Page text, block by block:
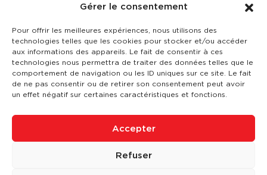
Gérer le consentement
Pour offrir les meilleures expériences, nous utilisons des
technologies telles que les cookies pour stocker et/ou accéder
aux informations des appareils. Le fait de consentir à ces
technologies nous permettra de traiter des données telles que le
comportement de navigation ou les ID uniques sur ce site. Le fait
de ne pas consentir ou de retirer son consentement peut avoir
un effet négatif sur certaines caractéristiques et fonctions.
Accepter
Refuser